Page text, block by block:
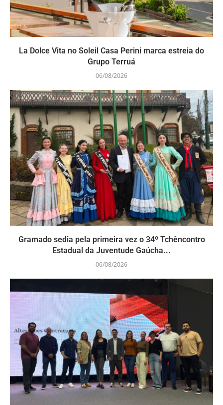
La Dolce Vita no Soleil Casa Perini marca estreia do
Grupo Terruá
06/08/2026
Gramado sedia pela primeira vez o 34º Tchêncontro
Estadual da Juventude Gaúcha...
06/08/2026